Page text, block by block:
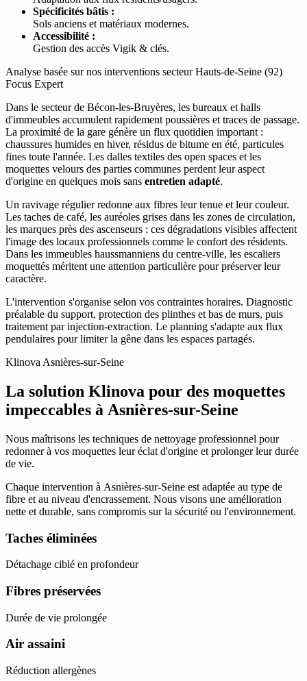
Spécificités bâtis :
Sols anciens et matériaux modernes.
Accessibilité :
Gestion des accès Vigik & clés.
Analyse basée sur nos interventions secteur Hauts-de-Seine (92)
Focus Expert
Dans le secteur de Bécon-les-Bruyères, les bureaux et halls
d'immeubles accumulent rapidement poussières et traces de passage.
La proximité de la gare génère un flux quotidien important :
chaussures humides en hiver, résidus de bitume en été, particules
fines toute l'année. Les dalles textiles des open spaces et les
moquettes velours des parties communes perdent leur aspect
d'origine en quelques mois sans entretien adapté.
Un ravivage régulier redonne aux fibres leur tenue et leur couleur.
Les taches de café, les auréoles grises dans les zones de circulation,
les marques près des ascenseurs : ces dégradations visibles affectent
l'image des locaux professionnels comme le confort des résidents.
Dans les immeubles haussmanniens du centre-ville, les escaliers
moquettés méritent une attention particulière pour préserver leur
caractère.
L'intervention s'organise selon vos contraintes horaires. Diagnostic
préalable du support, protection des plinthes et bas de murs, puis
traitement par injection-extraction. Le planning s'adapte aux flux
pendulaires pour limiter la gêne dans les espaces partagés.
Klinova Asnières-sur-Seine
La solution Klinova pour des moquettes
impeccables à Asnières-sur-Seine
Nous maîtrisons les techniques de nettoyage professionnel pour
redonner à vos moquettes leur éclat d'origine et prolonger leur durée
de vie.
Chaque intervention à Asnières-sur-Seine est adaptée au type de
fibre et au niveau d'encrassement. Nous visons une amélioration
nette et durable, sans compromis sur la sécurité ou l'environnement.
Taches éliminées
Détachage ciblé en profondeur
Fibres préservées
Durée de vie prolongée
Air assaini
Réduction allergènes